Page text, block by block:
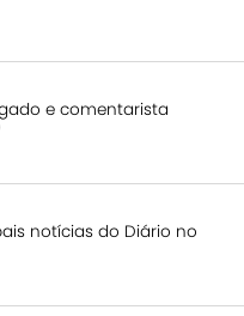
e comentarista
notícias do Diário no